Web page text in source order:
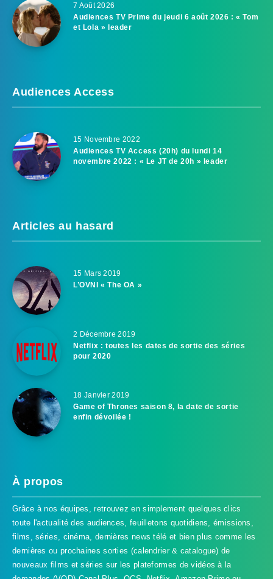
7 Août 2026
Audiences TV Prime du jeudi 6 août 2026 : « Tom
et Lola » leader
Audiences Access
15 Novembre 2022
Audiences TV Access (20h) du lundi 14
novembre 2022 : « Le JT de 20h » leader
Articles au hasard
15 Mars 2019
L’OVNI « The OA »
2 Décembre 2019
Netflix : toutes les dates de sortie des séries
pour 2020
18 Janvier 2019
Game of Thrones saison 8, la date de sortie
enfin dévoilée !
À propos
Grâce à nos équipes, retrouvez en simplement quelques clics
toute l'actualité des audiences, feuilletons quotidiens, émissions,
films, séries, cinéma, dernières news télé et bien plus comme les
dernières ou prochaines sorties (calendrier & catalogue) de
nouveaux films et séries sur les plateformes de vidéos à la